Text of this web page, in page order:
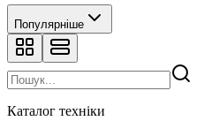
Популярніше
Каталог техніки